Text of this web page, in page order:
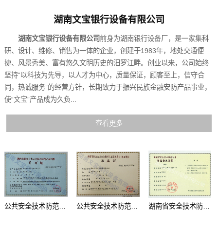
湖南文宝银行设备有限公司
湖南文宝银行设备有限公司前身为湖南银行设备厂，是一家集科
研、设计、维修、销售为一体的企业，创建于1983年，地处交通便
捷、风景秀美、富有悠久文明历史的汨罗江畔。创业以来，公司始终
坚持“以科技为先导，以人才为中心，质量保证，顾客至上，信守合
同，热诚服务”的经营方针，长期致力于振兴民族金融安防产品事业，
使“文宝”产品成为久负...
查看更多
公共安全技术防范产品... 公共安全技术防范系统... 湖南省安全技术防范行...